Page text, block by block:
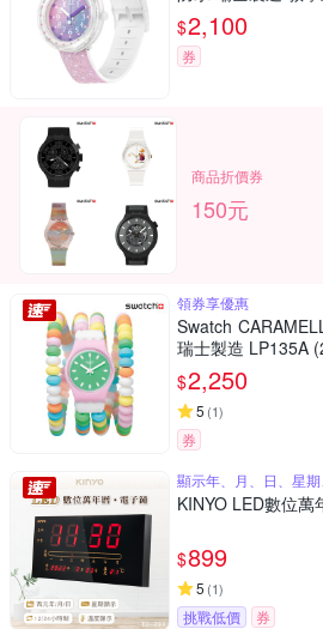
(36.7mm)
$2,100
券
商品折價券
150元
領券享優惠
Swatch
瑞士製造 LP135A
$2,250
5 (1)
券
顯示年、月、日、星
KINYO LED數位
$899
5 (1)
挑戰低價
券